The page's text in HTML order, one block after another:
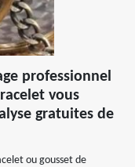
professionnel
vous
gratuites de
ou gousset de